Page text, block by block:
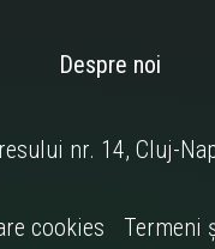
Despre noi
nr. 14, Cluj-
cookies Termeni